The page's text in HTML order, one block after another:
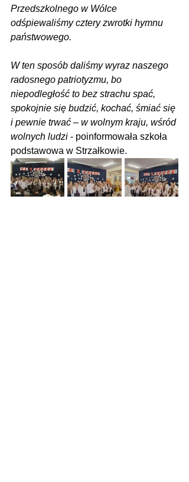
Przedszkolnego w Wólce
odśpiewaliśmy cztery zwrotki hymnu
państwowego.
W ten sposób daliśmy wyraz naszego
radosnego patriotyzmu, bo
niepodległość to bez strachu spać,
spokojnie się budzić, kochać, śmiać się
i pewnie trwać – w wolnym kraju, wśród
wolnych ludzi - poinformowała szkoła
podstawowa w Strzałkowie.